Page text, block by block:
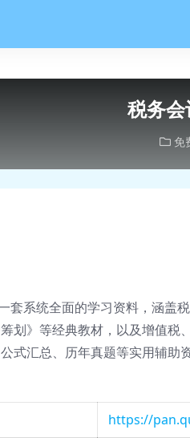
税务
免
套系统全面的学习资料，涵盖
划》等经典教材，以及增值税
式汇总、历年真题等实用辅助
https://